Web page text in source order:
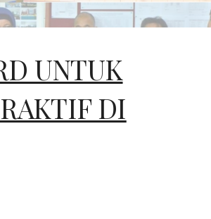
UNTUK
DI